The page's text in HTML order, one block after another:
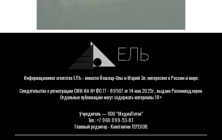
ЕЛЬ
Информационное агентство ЕЛЬ - новости Йошкар-Олы и Марий Эл, интересное в России и мире.
Свидетельство о регистрации СМИ ИА № ФС 77 - 89507 от 14 мая 2025г., выдано Роскомнадзором.
Отдельные публикации могут содержать материалы 18+
Учредитель — ООО "МедиаПоток"
Тел.: +7 960 099-53-81.
Главный редактор - Константин ТЕРЕХОВ.